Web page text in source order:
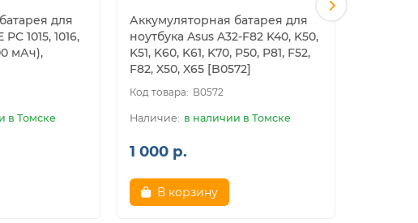
для
1015, 1016,
мАч),
в Томске
Аккумуляторная батарея для
ноутбука Asus A32-F82 K40, K50,
K51, K60, K61, K70, P50, P81, F52,
F82, X50, X65 [B0572]
B0572
в наличии в Томске
1 000 р.
В корзину